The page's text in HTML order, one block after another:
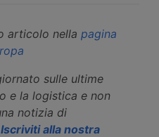
articolo nella pagina
sulle ultime
e la logistica e non
notizia di
Iscriviti alla nostra